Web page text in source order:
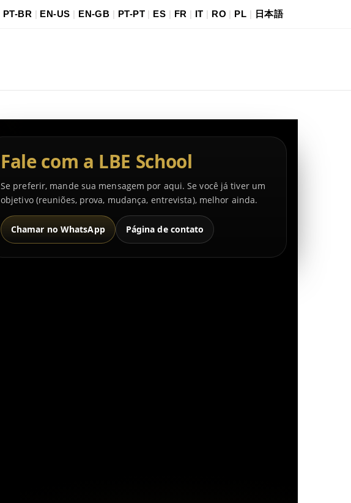
PT-BR | EN-US | EN-GB | PT-PT| ES | FR | IT | RO | PL | 日本語
Fale com a LBE School
Se preferir, mande sua mensagem por aqui. Se você já tiver um
objetivo (reuniões, prova, mudança, entrevista), melhor ainda.
Chamar no WhatsApp Página de contato